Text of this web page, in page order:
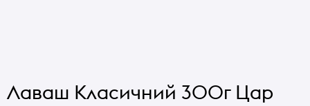
Лаваш Класичний 300г Цар